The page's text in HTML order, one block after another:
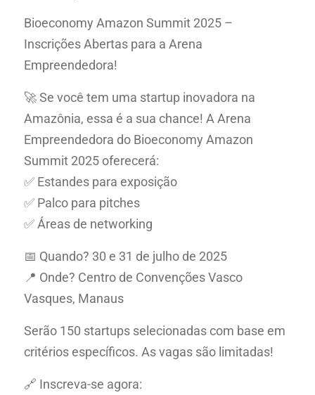
Bioeconomy Amazon Summit 2025 –
Inscrições Abertas para a Arena
Empreendedora!
🚀 Se você tem uma startup inovadora na
Amazônia, essa é a sua chance! A Arena
Empreendedora do Bioeconomy Amazon
Summit 2025 oferecerá:
✅ Estandes para exposição
✅ Palco para pitches
✅ Áreas de networking
📅 Quando? 30 e 31 de julho de 2025
📍 Onde? Centro de Convenções Vasco
Vasques, Manaus
Serão 150 startups selecionadas com base em
critérios específicos. As vagas são limitadas!
🔗 Inscreva-se agora: